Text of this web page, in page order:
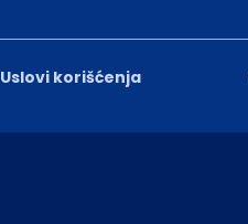
Uslovi korišćenja